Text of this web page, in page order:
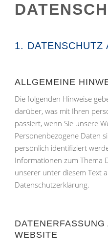
1. DATENSCHUTZ
ALLGEMEINE
Die folgenden Hinweise
darüber, was mit Ihren
passiert, wenn Sie unsere
Personenbezogene Daten
persönlich identifiziert
Informationen zum Thema
unserer unter diesem Text
Datenschutzerklärung.
WEBSITE